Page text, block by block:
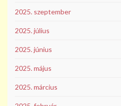
2025. szeptember
2025. július
2025. június
2025. május
2025. március